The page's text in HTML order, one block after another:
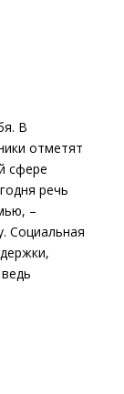
В
отметят
сфере
речь
–
Социальная